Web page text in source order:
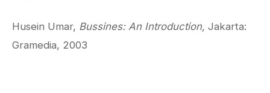
Husein Umar, Bussines: An Introduction, Jakarta:
Gramedia, 2003